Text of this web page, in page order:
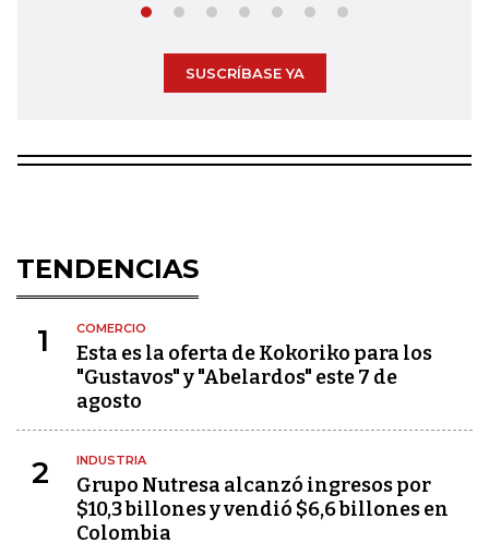
SUSCRÍBASE YA
TENDENCIAS
1 COMERCIO
Esta es la oferta de Kokoriko para los
"Gustavos" y "Abelardos" este 7 de
agosto
2 INDUSTRIA
Grupo Nutresa alcanzó ingresos por
$10,3 billones y vendió $6,6 billones en
Colombia